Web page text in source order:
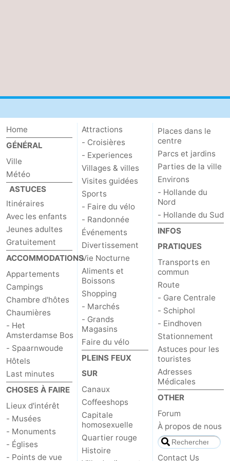
Home
GÉNÉRAL
Ville
Météo
ASTUCES
Itinéraires
Avec les enfants
Jeunes adultes
Gratuitement
ACCOMMODATIONS
Appartements
Campings
Chambre d'hôtes
Chaumières
- Het
Amsterdamse Bos
- Spaarnwoude
Hôtels
Last minutes
CHOSES À FAIRE
Lieux d'intérêt
- Musées
- Monuments
- Églises
- Points de vue
Attractions
- Croisières
- Experiences
Villages & villes
Visites guidées
Sports
- Faire du vélo
- Randonnée
Événements
Divertissement
Vie Nocturne
Aliments et
Boissons
Shopping
- Marchés
- Grands
Magasins
Faire du vélo
PLEINS FEUX
SUR
Canaux
Coffeeshops
Capitale
homosexuelle
Quartier rouge
Histoire
Places dans le
centre
Parcs et jardins
Parties de la ville
Environs
- Hollande du
Nord
- Hollande du Sud
INFOS
PRATIQUES
Transports en
commun
Route
- Gare Centrale
- Schiphol
- Eindhoven
Stationnement
Astuces pour les
touristes
Adresses
Médicales
OTHER
Forum
À propos de nous
Contact Us